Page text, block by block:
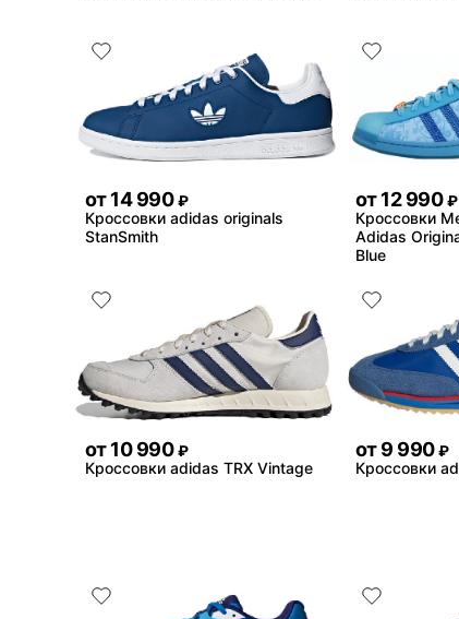
от14 990 ₽
Кроссовки adidas originals
StanSmith
от12 990 ₽
Кроссовки
Adidas
Blue
от10 990 ₽
Кроссовки adidas TRX Vintage
от9 990 ₽
Кроссовки